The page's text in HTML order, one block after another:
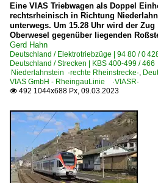
Eine VIAS Triebwagen als Doppel
rechtsrheinisch in Richtung
unterwegs. Um 15.28 Uhr wird der
Oberwesel gegenüber liegenden
Gerd Hahn
Deutschland / Elektrotriebzüge | 94 80 / 0
Deutschland / Strecken | KBS 400-499 /
Niederlahnstein ·rechte Rheinstrecke·
VIAS GmbH - RheingauLinie ·VIASR·
 492 1044x688 Px, 09.03.2023